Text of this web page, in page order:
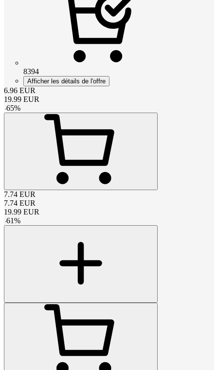
8394
Afficher les détails de l'offre
6.96 EUR
19.99 EUR
-65%
7.74 EUR
7.74 EUR
19.99 EUR
-61%